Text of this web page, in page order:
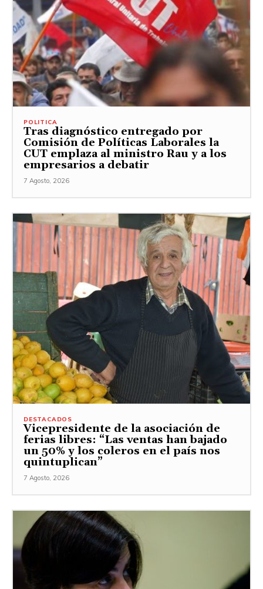
POLITICA
Tras diagnóstico entregado por
Comisión de Políticas Laborales la
CUT emplaza al ministro Rau y a los
empresarios a debatir
7 Agosto, 2026
DESTACADOS
Vicepresidente de la asociación de
ferias libres: “Las ventas han bajado
un 50% y los coleros en el país nos
quintuplican”
7 Agosto, 2026